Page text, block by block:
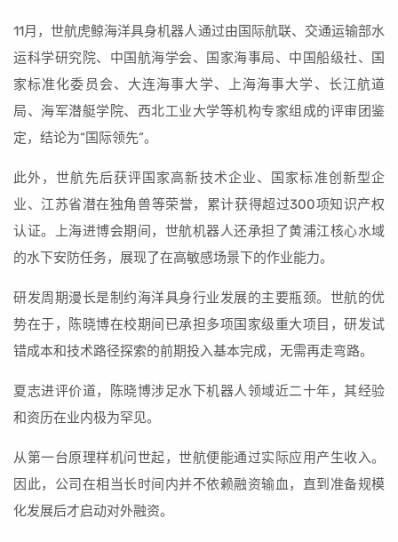
11月，世航虎鲸海洋具身机器人通过由国际航联、交通运输部水
运科学研究院、中国航海学会、国家海事局、中国船级社、国
家标准化委员会、大连海事大学、上海海事大学、长江航道
局、海军潜艇学院、西北工业大学等机构专家组成的评审团鉴
定，结论为“国际领先”。
此外，世航先后获评国家高新技术企业、国家标准创新型企
业、江苏省潜在独角兽等荣誉，累计获得超过300项知识产权
认证。上海进博会期间，世航机器人还承担了黄浦江核心水域
的水下安防任务，展现了在高敏感场景下的作业能力。
研发周期漫长是制约海洋具身行业发展的主要瓶颈。世航的优
势在于，陈晓博在校期间已承担多项国家级重大项目，研发试
错成本和技术路径探索的前期投入基本完成，无需再走弯路。
夏志进评价道，陈晓博涉足水下机器人领域近二十年，其经验
和资历在业内极为罕见。
从第一台原理样机问世起，世航便能通过实际应用产生收入。
因此，公司在相当长时间内并不依赖融资输血，直到准备规模
化发展后才启动对外融资。